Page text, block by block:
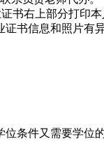
书右上部分打印
书信息和照片有
条件又需要学位